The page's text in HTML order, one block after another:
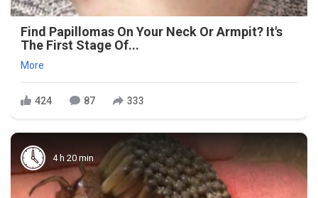
Find Papillomas On Your Neck Or Armpit? It's
The First Stage Of...
More
424 87 333
4 h 20 min